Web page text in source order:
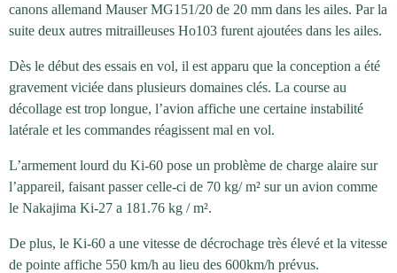
canons allemand Mauser MG151/20 de 20 mm dans les ailes. Par la
suite deux autres mitrailleuses Ho103 furent ajoutées dans les ailes.
Dès le début des essais en vol, il est apparu que la conception a été
gravement viciée dans plusieurs domaines clés. La course au
décollage est trop longue, l’avion affiche une certaine instabilité
latérale et les commandes réagissent mal en vol.
L’armement lourd du Ki-60 pose un problème de charge alaire sur
l’appareil, faisant passer celle-ci de 70 kg/ m² sur un avion comme
le Nakajima Ki-27 a 181.76 kg / m².
De plus, le Ki-60 a une vitesse de décrochage très élevé et la vitesse
de pointe affiche 550 km/h au lieu des 600km/h prévus.